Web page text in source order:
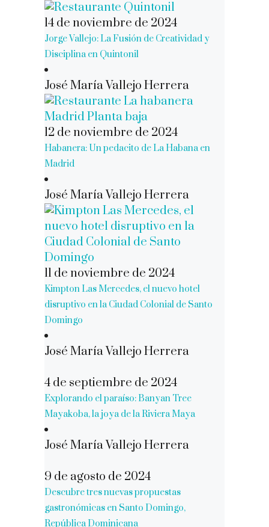
14 de noviembre de 2024
Jorge Vallejo: La Fusión de Creatividad y
Disciplina en Quintonil
José María Vallejo Herrera
12 de noviembre de 2024
Habanera: Un pedacito de La Habana en
Madrid
José María Vallejo Herrera
11 de noviembre de 2024
Kimpton Las Mercedes, el nuevo hotel
disruptivo en la Ciudad Colonial de Santo
Domingo
José María Vallejo Herrera
4 de septiembre de 2024
Explorando el paraíso: Banyan Tree
Mayakoba, la joya de la Riviera Maya
José María Vallejo Herrera
9 de agosto de 2024
Descubre tres nuevas propuestas
gastronómicas en Santo Domingo,
República Dominicana